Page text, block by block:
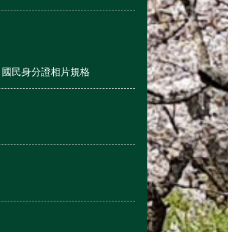
國民身分證相片規格